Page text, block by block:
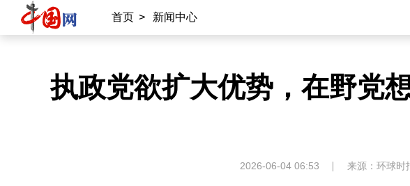
首页 > 新闻中心
执政党欲扩大优势，在野党
2026-06-04 06:53 来源：环球时